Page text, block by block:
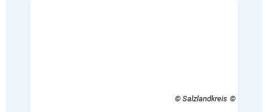
© Salzlandkreis